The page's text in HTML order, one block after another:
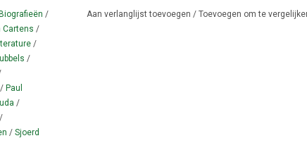
/
Cartens /
/
/
/ Paul
/
/
/ Sjoerd
Aan verlanglijst toevoegen / Toevoegen om te